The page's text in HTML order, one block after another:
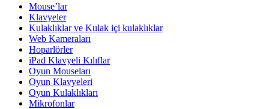
Mouse’lar
Klavyeler
Kulaklıklar ve Kulak içi kulaklıklar
Web Kameraları
Hoparlörler
iPad Klavyeli Kılıflar
Oyun Mouseları
Oyun Klavyeleri
Oyun Kulaklıkları
Mikrofonlar